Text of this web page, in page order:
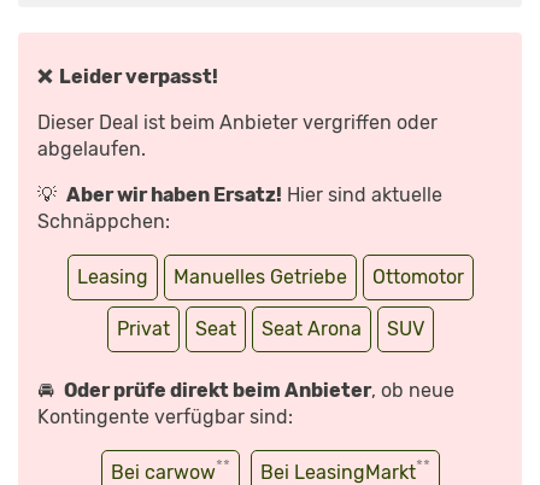
❌ Leider verpasst!
Dieser Deal ist beim Anbieter vergriffen oder
abgelaufen.
💡 Aber wir haben Ersatz! Hier sind aktuelle
Schnäppchen:
Leasing Manuelles Getriebe Ottomotor
Privat Seat Seat Arona SUV
🚘 Oder prüfe direkt beim Anbieter, ob neue
Kontingente verfügbar sind:
Bei carwow** Bei LeasingMarkt**